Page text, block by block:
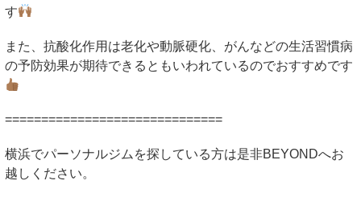
す
また、抗酸化作用は老化や動脈硬化、がんなどの生活習慣病
の予防効果が期待できるともいわれているのでおすすめです
==============================
横浜でパーソナルジムを探している方は是非BEYONDへお
越しください。